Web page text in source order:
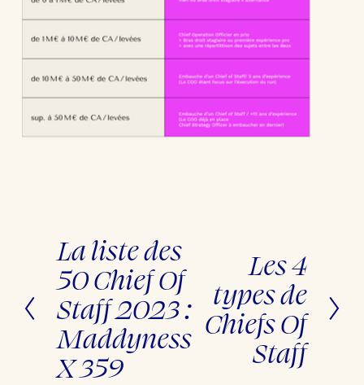
P
r
é
c
é
d
e
t
La liste des
50 Chief Of
Staff 2023 :
Maddyness
X 359
u
i
a
n
Les 4
types de
Chiefs Of
Staff